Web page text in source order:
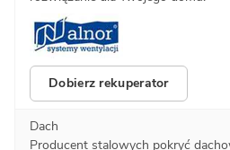
Dobierz rekuperator
Dach
Producent stalowych pokryć